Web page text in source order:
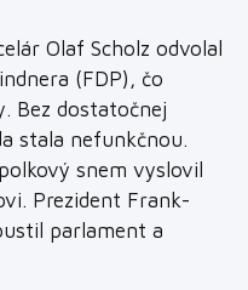
Olaf Scholz odvolal
(FDP), čo
Bez dostatočnej
stala nefunkčnou.
snem vyslovil
Prezident Frank-
parlament a